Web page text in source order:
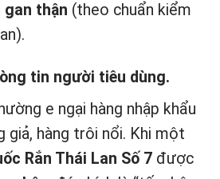
gan thận (theo chuẩn kiểm
tin người tiêu dùng.
e ngại hàng nhập khẩu
giả, hàng trôi nổi. Khi một
Rắn Thái Lan Số 7 được